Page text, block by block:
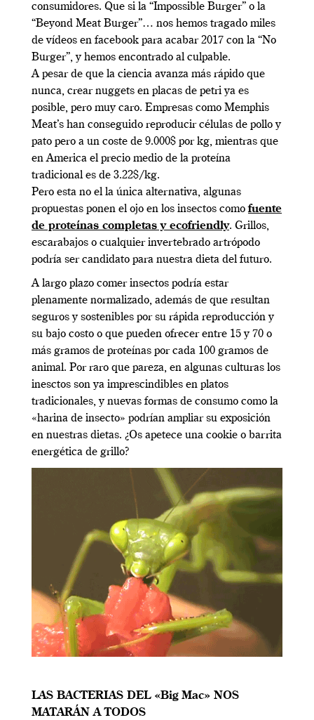
consumidores. Que si la “Impossible Burger” o la
“Beyond Meat Burger”… nos hemos tragado miles
de vídeos en facebook para acabar 2017 con la “No
Burger”, y hemos encontrado al culpable.
A pesar de que la ciencia avanza más rápido que
nunca, crear nuggets en placas de petri ya es
posible, pero muy caro. Empresas como Memphis
Meat’s han conseguido reproducir células de pollo y
pato pero a un coste de 9.000$ por kg, mientras que
en America el precio medio de la proteína
tradicional es de 3.22$/kg.
Pero esta no el la única alternativa, algunas
propuestas ponen el ojo en los insectos comofuente
de proteínas completas y ecofriendly. Grillos,
escarabajos o cualquier invertebrado artrópodo
podría ser candidato para nuestra dieta del futuro.
A largo plazo comer insectos podría estar
plenamente normalizado, además de que resultan
seguros y sostenibles por su rápida reproducción y
su bajo costo o que pueden ofrecer entre 15 y 70 o
más gramos de proteínas por cada 100 gramos de
animal. Por raro que pareza, en algunas culturas los
inesctos son ya imprescindibles en platos
tradicionales, y nuevas formas de consumo como la
«harina de insecto» podrían ampliar su exposición
en nuestras dietas. ¿Os apetece una cookie o barrita
energética de grillo?
LAS BACTERIAS DEL «Big Mac» NOS
MATARÁN A TODOS